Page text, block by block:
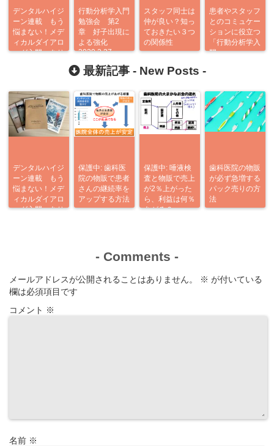
デンタルハイジ
ーン連載 もう
悩まない！メデ
ィカルダイアロ
ーグ入門 あり
行動分析学入門
勉強会 第2
章 好子出現に
よる強化
2020,2,27
スタッフ同士は
仲が良い？知っ
ておきたい３つ
の関係性
患者やスタッフ
とのコミュケー
ションに役立つ
「行動分析学入
門」
最新記事 - New Posts -
デンタルハイジ
ーン連載 もう
悩まない！メデ
ィカルダイアロ
ーグ入門 あり
保護中: 歯科医
院の物販で患者
さんの継続率を
アップする方法
保護中: 唾液検
査と物販で売上
が2％上がった
ら、利益は何％
あがる？
歯科医院の物販
が必ず急増する
パック売りの方
法
- Comments -
メールアドレスが公開されることはありません。 ※ が付いている
欄は必須項目です
コメント ※
名前 ※